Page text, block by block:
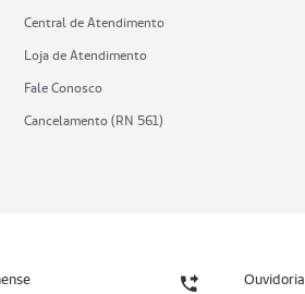
Central de Atendimento
Loja de Atendimento
Fale Conosco
Cancelamento (RN 561)
Ouvidoria